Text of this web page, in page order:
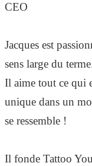
CEO
Jacques est
sens large du
Il aime tout ce qui
unique dans un
se ressemble !
Il fonde Tattoo